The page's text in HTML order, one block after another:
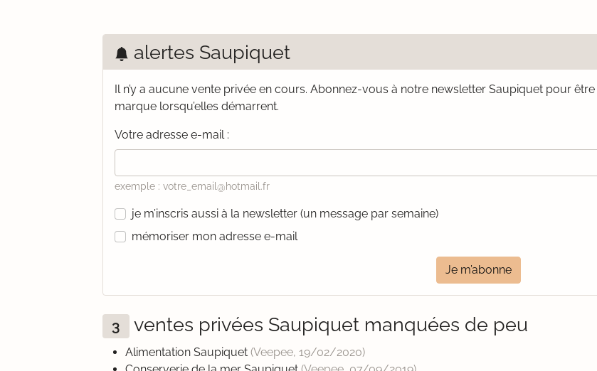
alertes Saupiquet
Il n’y a aucune vente privée en cours. Abonnez-vous à notre newsletter Saupiquet pour être
marque lorsqu’elles démarrent.
Votre adresse e-mail :
exemple : votre_email@hotmail.fr
je m’inscris aussi à la newsletter (un message par semaine)
mémoriser mon adresse e-mail
Je m’abonne
3 ventes privées Saupiquet manquées de peu
Alimentation Saupiquet (Veepee, 19/02/2020)